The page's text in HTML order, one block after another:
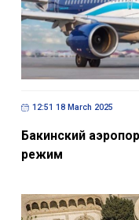
12:51 18 March 2025
Бакинский
режим